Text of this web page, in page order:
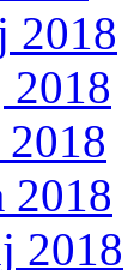
2018
2018
2018
2018